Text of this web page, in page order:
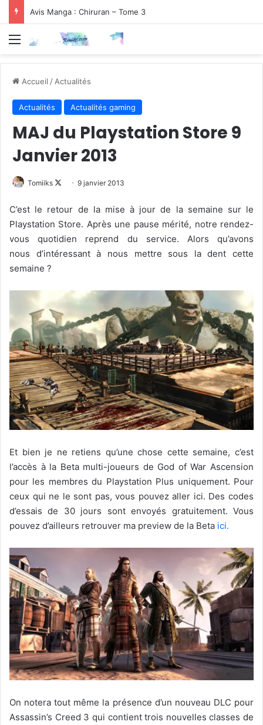
Avis Manga : Chiruran – Tome 3
Menu
Accueil / Actualités
Actualités Actualités gaming
MAJ du Playstation Store 9
Janvier 2013
Tomiiks
Follow
X
9 janvier 2013
C’est le retour de la mise à jour de la semaine sur le
Playstation Store. Après une pause mérité, notre rendez-
vous quotidien reprend du service. Alors qu’avons
nous d’intéressant à nous mettre sous la dent cette
semaine ?
Et bien je ne retiens qu’une chose cette semaine, c’est
l’accès à la Beta multi-joueurs de God of War Ascension
pour les membres du Playstation Plus uniquement. Pour
ceux qui ne le sont pas, vous pouvez aller ici. Des codes
d’essais de 30 jours sont envoyés gratuitement. Vous
pouvez d’ailleurs retrouver ma preview de la Beta ici.
On notera tout même la présence d’un nouveau DLC pour
Assassin’s Creed 3 qui contient trois nouvelles classes de